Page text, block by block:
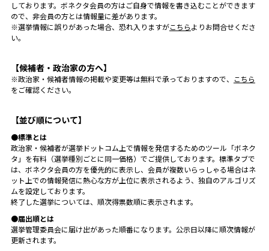
しております。ボネクタ会員の方はご自身で情報を書き込むことができます
ので、非会員の方とは情報量に差があります。
※選挙情報に誤りがあった場合、恐れ入りますがこちら よりお問合せくださ
い。
【候補者・政治家の方へ】
※政治家・候補者情報の掲載や変更等は無料で承っておりますので、
こちら
をご確認ください。
【並び順について】
●標準とは
政治家・候補者が選挙ドットコム上で情報を発信するためのツール「ボネク
タ」を有料（選挙種別ごとに同一価格）でご提供しております。標準タブで
は、ボネクタ会員の方を優先的に表示し、会員が複数いらっしゃる場合はネ
ット上での情報発信に熱心な方が上位に表示されるよう、独自のアルゴリズ
ムを設定しております。
終了した選挙については、順次得票数順に表示されます。
●届出順とは
選挙管理委員会に届け出があった順番になります。公示日以降に順次情報が
更新されます。